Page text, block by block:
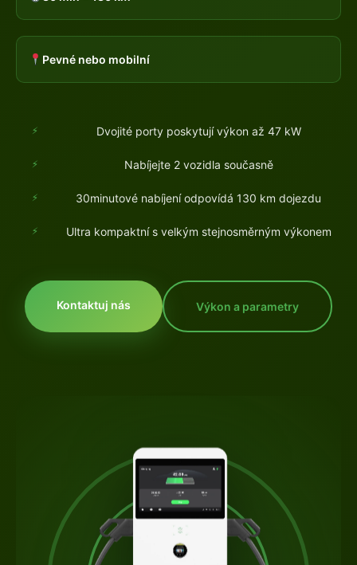
Pevné nebo mobilní
Dvojité porty poskytují výkon až 47 kW
Nabíjejte 2 vozidla současně
30minutové nabíjení odpovídá 130 km dojezdu
Ultra kompaktní s velkým stejnosměrným výkonem
Kontaktuj nás Výkon a parametry